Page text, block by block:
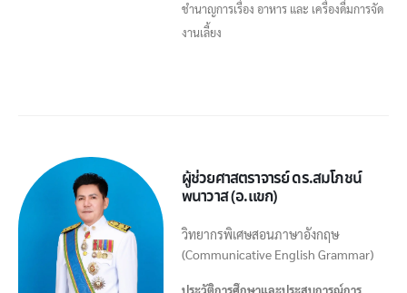
ชำนาญการเรื่อง อาหาร และ เครื่องดื่มการจัด
งานเลี้ยง
ผู้ช่วยศาสตราจารย์ ดร.สมโภชน์
พนาวาส (อ.แขก)
วิทยากรพิเศษสอนภาษาอังกฤษ
(Communicative English Grammar)
ประวัติการศึกษาและประสบการณ์การ